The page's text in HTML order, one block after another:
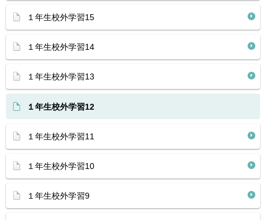
１年生校外学習15
１年生校外学習14
１年生校外学習13
１年生校外学習12
１年生校外学習11
１年生校外学習10
１年生校外学習9